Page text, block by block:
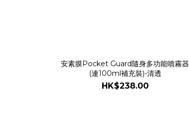
安素膜Pocket Guard隨身多功能噴霧器
(連100ml補充裝)-清透
HK$238.00